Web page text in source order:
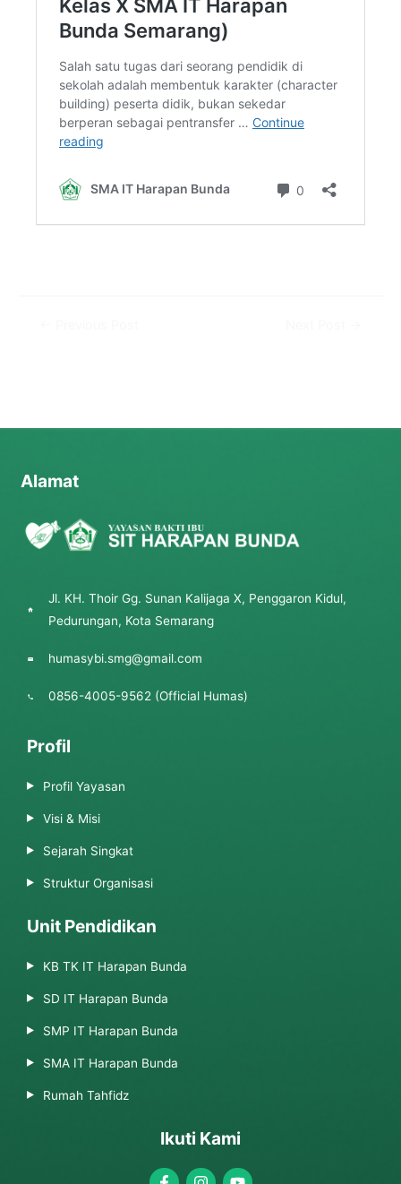
Alamat
Jl. KH. Thoir Gg. Sunan Kalijaga X, Penggaron Kidul,
Pedurungan, Kota Semarang
humasybi.smg@gmail.com
0856-4005-9562 (Official Humas)
Profil
Profil Yayasan
Visi & Misi
Sejarah Singkat
Struktur Organisasi
Unit Pendidikan
KB TK IT Harapan Bunda
SD IT Harapan Bunda
SMP IT Harapan Bunda
SMA IT Harapan Bunda
Rumah Tahfidz
Ikuti Kami